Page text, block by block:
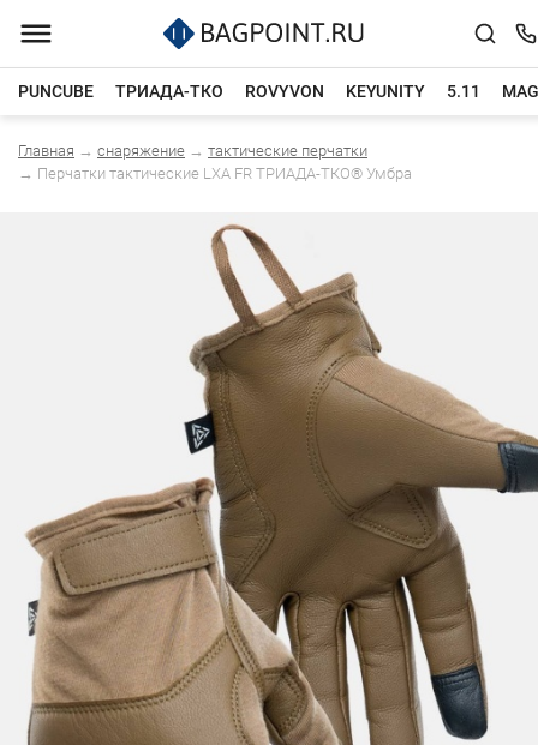
PUNCUBE ТРИАДА-ТКО ROVYVON KEYUNITY 5.11
Каталог товаров
Главная → снаряжение → тактические перчатки
→ Перчатки тактические LXA FR ТРИАДА-ТКО® Умбра